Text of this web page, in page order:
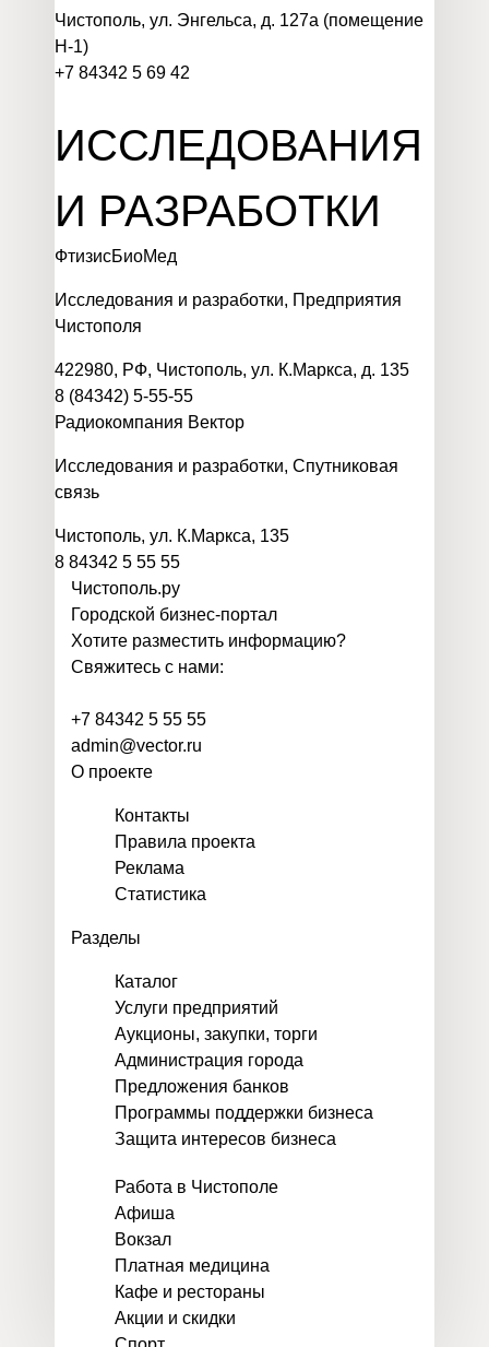
Чистополь, ул. Энгельса, д. 127а (помещение
Н-1)
+7 84342 5 69 42
ИССЛЕДОВАНИЯ
И РАЗРАБОТКИ
ФтизисБиоМед
Исследования и разработки, Предприятия
Чистополя
422980, РФ, Чистополь, ул. К.Маркса, д. 135
8 (84342) 5-55-55
Радиокомпания Вектор
Исследования и разработки, Спутниковая
связь
Чистополь, ул. К.Маркса, 135
8 84342 5 55 55
Чистополь.ру
Городской бизнес-портал
Хотите разместить информацию?
Свяжитесь с нами:
+7 84342 5 55 55
admin@vector.ru
О проекте
Контакты
Правила проекта
Реклама
Статистика
Разделы
Каталог
Услуги предприятий
Аукционы, закупки, торги
Администрация города
Предложения банков
Программы поддержки бизнеса
Защита интересов бизнеса
Работа в Чистополе
Афиша
Вокзал
Платная медицина
Кафе и рестораны
Акции и скидки